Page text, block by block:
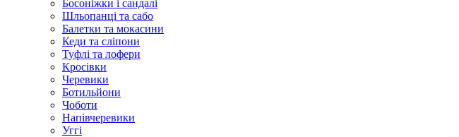
Босоніжки і сандалі
Шльопанці та сабо
Балетки та мокасини
Кеди та сліпони
Туфлі та лофери
Кросівки
Черевики
Ботильйони
Чоботи
Напівчеревики
Уггі